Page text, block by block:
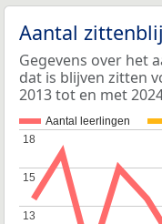
Aantal
Gegevens over het
dat is blijven zitten
2013 tot en met
Aantal leerlingen
13
13
15
15
18
18